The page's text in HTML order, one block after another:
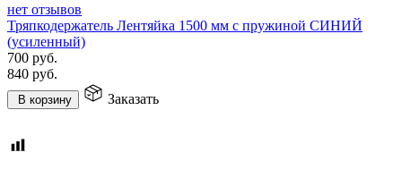
нет отзывов
Тряпкодержатель Лентяйка 1500 мм с пружиной СИНИЙ
(усиленный)
700 руб.
840 руб.
В корзину Заказать